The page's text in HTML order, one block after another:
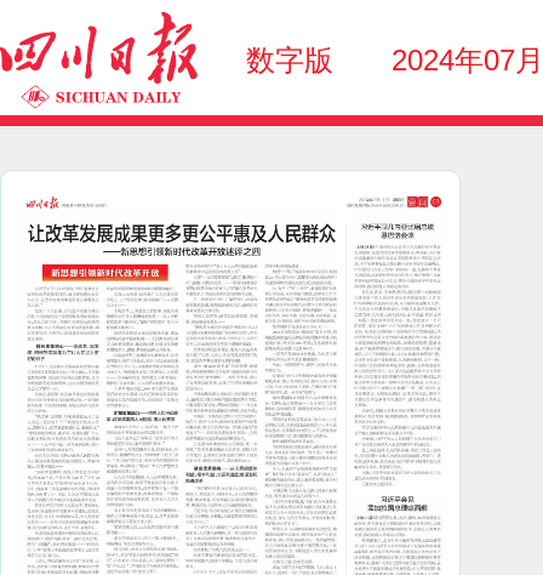
数字版 2024年07